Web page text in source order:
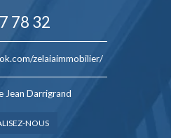
78 32
zelaiaimmobilier/
Jean Darrigrand
NOUS